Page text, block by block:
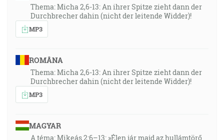
Thema: Micha 2,6-13: An ihrer Spitze zieht dann der
Durchbrecher dahin (nicht der leitende Widder)!
MP3
ROMÂNA
Thema: Micha 2,6-13: An ihrer Spitze zieht dann der
Durchbrecher dahin (nicht der leitende Widder)!
MP3
MAGYAR
A téma: Mikeás 2:6–13: »Élen jár majd az hullámtörő